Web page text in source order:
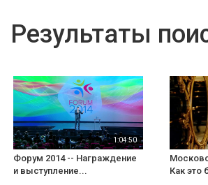
Результаты
1:04:50
Форум 2014 -- Награждение
и выступление...
Как это